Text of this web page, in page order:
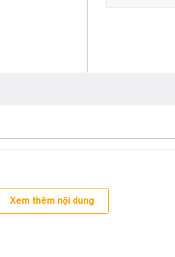
Xem thêm nội dung